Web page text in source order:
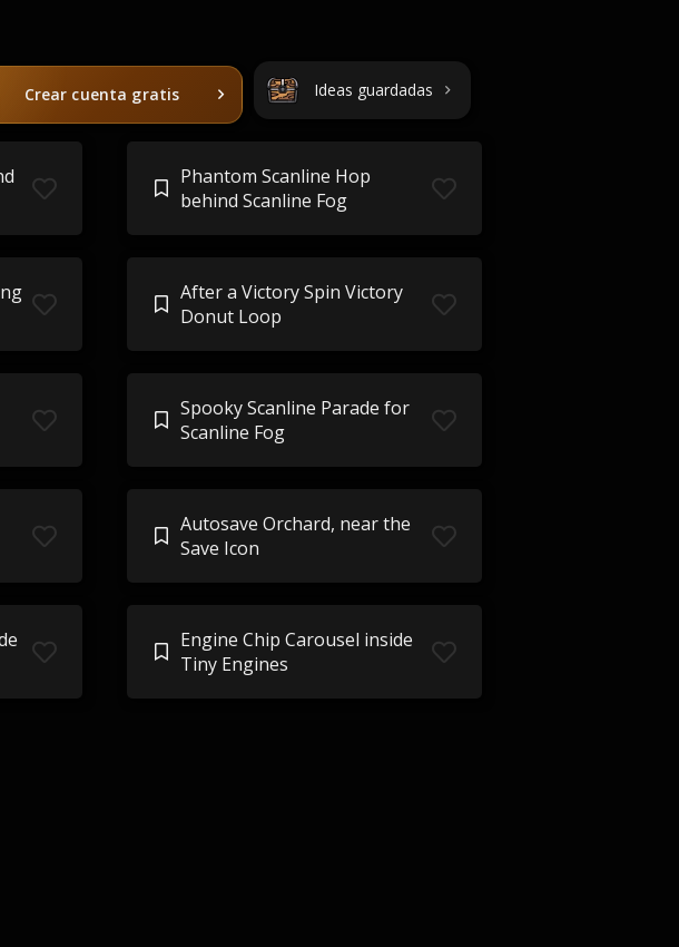
Crear cuenta gratis Ideas guardadas
Phantom Scanline Hop
behind Scanline Fog
After a Victory Spin Victory
Donut Loop
Spooky Scanline Parade for
Scanline Fog
Autosave Orchard, near the
Save Icon
Engine Chip Carousel inside
Tiny Engines